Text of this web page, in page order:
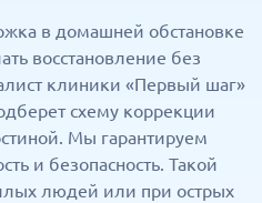
в домашней обстановке
восстановление без
клиники «Первый шаг»
схему коррекции
Мы гарантируем
и безопасность. Такой
людей или при острых